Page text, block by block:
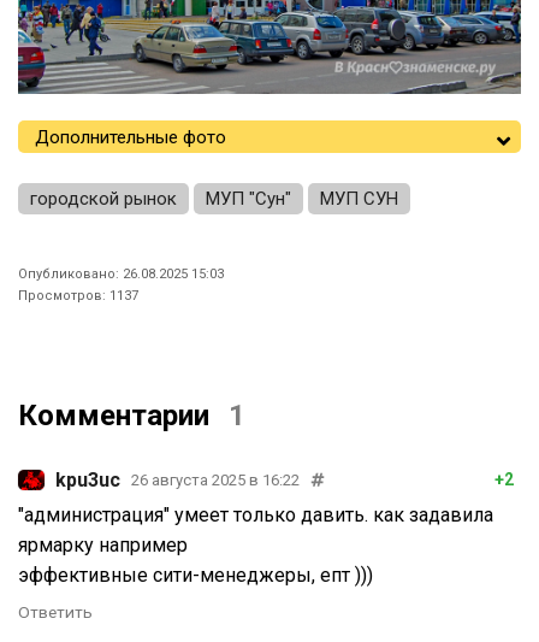
Дополнительные фото
городской рынок МУП "Сун" МУП СУН
Опубликовано: 26.08.2025 15:03
Просмотров: 1137
Комментарии 1
kpu3uc 26 августа 2025 в 16:22 +2
"администрация" умеет только давить. как задавила
ярмарку например
эффективные сити-менеджеры, епт )))
Ответить